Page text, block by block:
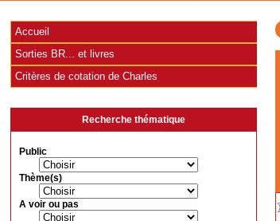
Accueil
Sorties BR... et livres
Critères de cotation de Charles
Recherche thématique
Public
Thème(s)
A voir ou pas